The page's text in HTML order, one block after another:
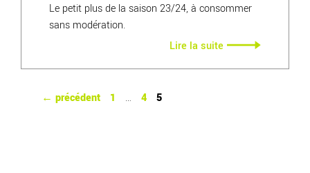
Le petit plus de la saison 23/24, à consommer
sans modération.
Lire la suite
← précédent Page
1 … Page
4 Page
5